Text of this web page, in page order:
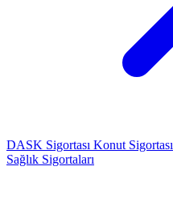
DASK Sigortası Konut Sigortası
Sağlık Sigortaları